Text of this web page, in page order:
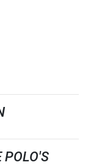
POLO'S